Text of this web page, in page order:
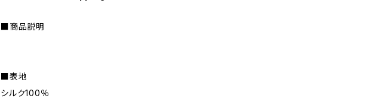
■商品説明
■表地
シルク100％